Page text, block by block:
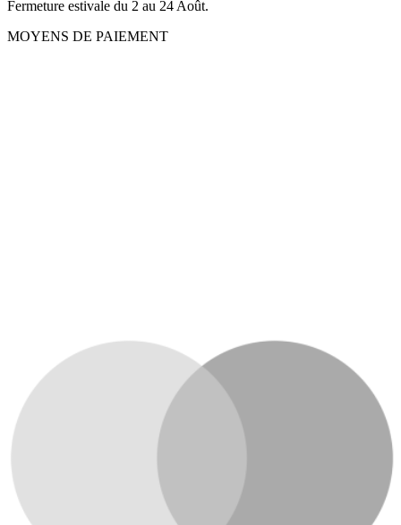
Fermeture estivale du 2 au 24 Août.
MOYENS DE PAIEMENT